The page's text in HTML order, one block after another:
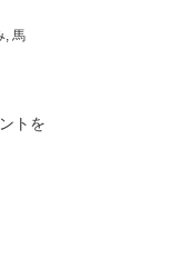
馬
トを